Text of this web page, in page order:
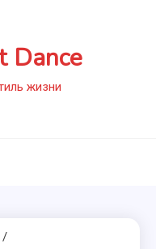
Dance
жизни